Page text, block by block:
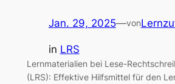
Jan. 29, 2025—von
in LRS
Lernmaterialien bei Lese-
(LRS): Effektive Hilfsmittel für den